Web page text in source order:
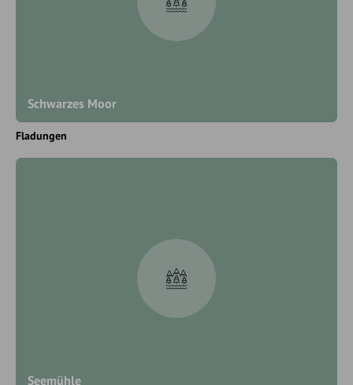
Schwarzes Moor
Fladungen
Seemühle